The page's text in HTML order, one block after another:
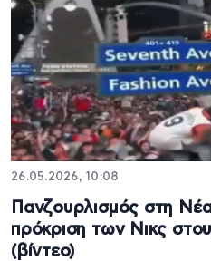
26.05.2026, 10:08
Πανζουρλισμός στη
πρόκριση των Νικς
(βίντεο)